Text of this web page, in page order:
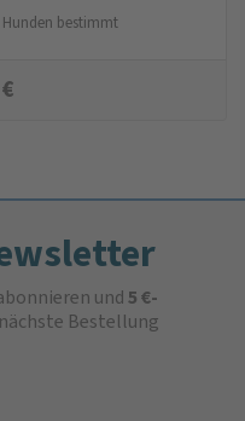
bestimmt
€
und5 €-
Bestellung